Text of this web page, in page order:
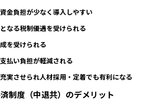
金負担が少なく導入しやすい
なる税制優遇を受けられる
を受けられる
払い負担が軽減される
実させられ人材採用・定着でも有利になる
制度（中退共）のデメリット